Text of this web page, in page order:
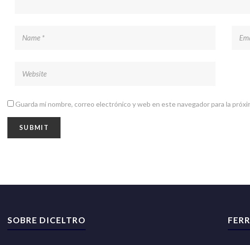
Guarda mi nombre, correo electrónico y web en este navegador para la
SOBRE DICELTRO